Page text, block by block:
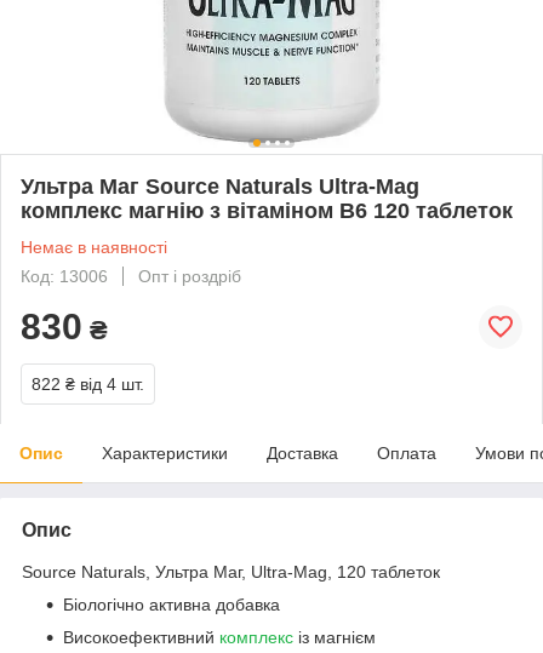
Ультра Маг Source Naturals Ultra-Mag
комплекс магнію з вітаміном В6 120 таблеток
Немає в наявності
Код: 13006
Опт і роздріб
830 ₴
822 ₴ від 4 шт.
Опис Характеристики Доставка Оплата Умови
Опис
Source Naturals, Ультра Маг, Ultra-Mag, 120 таблеток
Біологічно активна добавка
Високоефективний комплекс із магнієм